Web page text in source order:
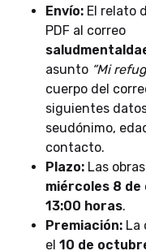
Envío: El relato
PDF al correo
asunto “Mi
cuerpo del
siguientes
seudónimo,
contacto.
Plazo: Las
miércoles 8
13:00 horas.
Premiación: La
el 10 de